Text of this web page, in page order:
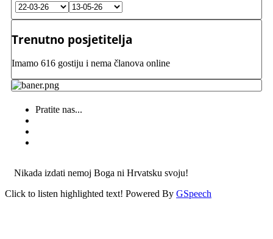
Trenutno posjetitelja
Imamo 616 gostiju i nema članova online
Pratite nas...
Nikada izdati nemoj Boga ni Hrvatsku svoju!
Click to listen highlighted text! Powered By GSpeech